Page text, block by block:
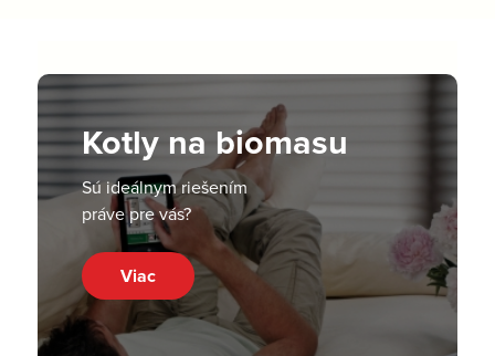
Kotly na biomasu
Sú ideálnym riešením
práve pre vás?
Viac